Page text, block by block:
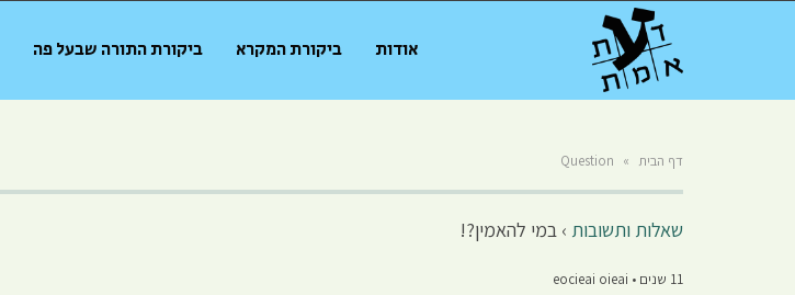
אודות ביקורת המקרא ביקורת התורה שבעל פה
דף הבית »
Question
שאלות ותשובות › במי להאמין?!
11 שנים • eocieai oieai